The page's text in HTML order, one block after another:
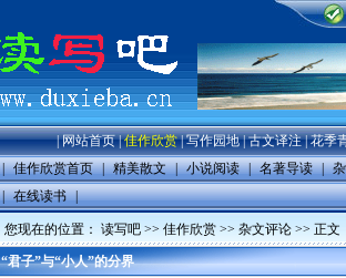
|网站首页|佳作欣赏|写作园地|古文译注|花季
| 佳作欣赏首页 | 精美散文 | 小说阅读 | 名著导读 |
| 在线读书 |
您现在的位置： 读写吧 >> 佳作欣赏 >> 杂文评论 >> 正文
“君子”与“小人”的分界